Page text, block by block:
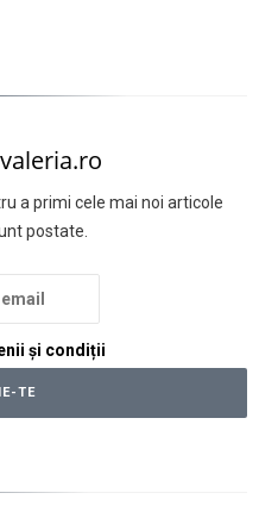
a primi cele mai noi articole
postate.
și condiții